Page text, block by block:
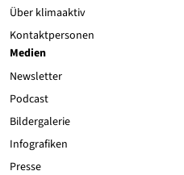
Über klimaaktiv
Kontaktpersonen
Medien
Newsletter
Podcast
Bildergalerie
Infografiken
Presse